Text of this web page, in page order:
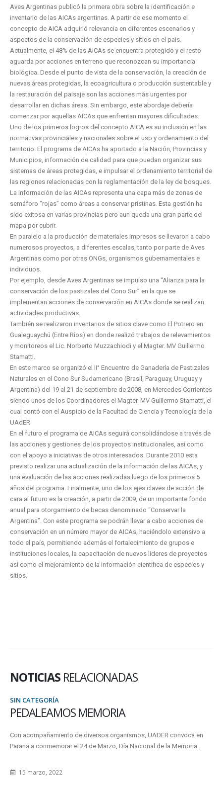
Aves Argentinas publicó la primera obra sobre la identificación e
inventario de las AICAs argentinas. A partir de ese momento el
concepto de AICA adquirió relevancia en diferentes escenarios y
aspectos de la conservación de especies y sitios en el país.
Actualmente, el 48% de las AICAs se encuentra protegido y el resto
aguarda por acciones en terreno que reconozcan su importancia
biológica. Desde el punto de vista de la conservación, la creación de
nuevas áreas protegidas, la ecoagricultura o producción sustentable y
la restauración del paisaje son las acciones más urgentes por
desarrollar en dichas áreas. Sin embargo, este abordaje debería
comenzar por aquellas AICAs que enfrentan mayores dificultades.
Uno de los primeros logros del concepto AICA es su inclusión en las
normativas provinciales y nacionales sobre el uso y ordenamiento del
territorio. El programa de AICAs ha aportado a la Nación, Provincias y
Municipios, información de calidad para que puedan organizar sus
sistemas de áreas protegidas, e impulsar el ordenamiento territorial de
las regiones relacionadas con la reglamentación de la ley de bosques.
La información de las AICAs representa una capa más de zonas de
semáforo “rojas” como áreas a conservar prístinas. Esta gestión ha
sido exitosa en varias provincias pero aun queda una gran parte del
mapa por cubrir.
En paralelo a la producción de materiales impresos se llevaron a cabo
numerosos proyectos, a diferentes escalas, tanto por parte de Aves
Argentinas como por otras ONGs, organismos gubernamentales e
individuos.
Por ejemplo, desde Aves Argentinas se impulso una “Alianza para la
conservación de los pastizales del Cono Sur” en la que se
implementan acciones de conservación en AICAs donde se realizan
actividades productivas.
También se realizaron inventarios de sitios clave como El Potrero en
Gualeguaychú (Entre Ríos) en donde realizó trabajos de relevamientos
y monitoreos el Lic. Norberto Muzzachiodi y el Magter. MV Guillermo
Stamatti.
En este marco se organizó el II° Encuentro de Ganadería de Pastizales
Naturales en el Cono Sur Sudamericano (Brasil, Paraguay, Uruguay y
Argentina) del 19 al 21 de septiembre de 2008, en Mercedes Corrientes
siendo unos de los Coordinadores el Magter. MV Guillermo Stamatti, el
cual contó con el Auspicio de la Facultad de Ciencia y Tecnología de la
UAdER
En el futuro el programa de AICAs seguirá consolidándose a través de
las acciones y gestiones de los proyectos institucionales, así como
con el apoyo a iniciativas de otros interesados. Durante 2010 esta
previsto realizar una actualización de la información de las AICAs, y
una evaluación de las acciones realizadas luego de los primeros 5
años del programa. Finalmente, uno de los ejes claves de acción de
cara al futuro es la creación, a partir de 2009, de un importante fondo
anual para otorgamiento de becas denominado “Conservar la
Argentina”. Con este programa se podrán llevar a cabo acciones de
conservación en un número mayor de AICAs, haciéndolo extensivo a
todo el país, permitiendo además el fortalecimiento de grupos e
instituciones locales, la capacitación de nuevos líderes de proyectos
así como el mejoramiento de la información científica de especies y
sitios.
NOTICIAS RELACIONADAS
en
SIN CATEGORÍA
REUNIÓN DEL COMITÉ
DELTA DEL PARANÁ
referentes del cuerpo que trabaja en torno a la protección